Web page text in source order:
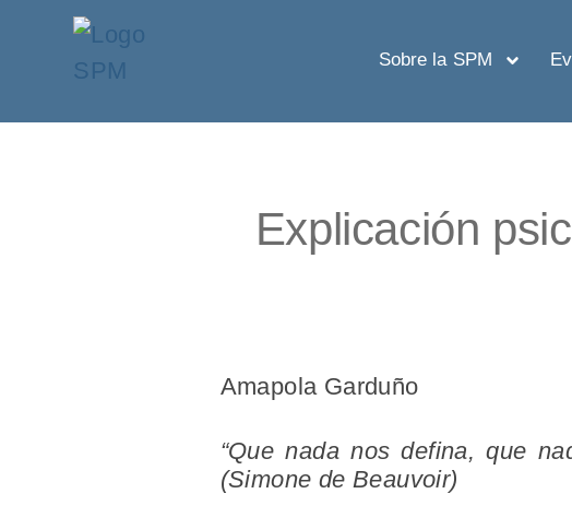
Sobre la SPM
Explicación
Amapola Garduño
“Que nada nos defina, que
(Simone de Beauvoir)